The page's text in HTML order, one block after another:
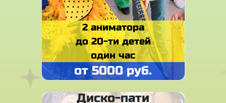
2 аниматора
до 20-ти детей
один час
от 5000 руб.
Диско-пати